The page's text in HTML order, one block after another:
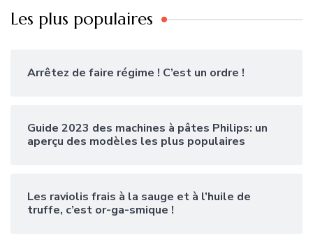
Les plus populaires
Arrêtez de faire régime ! C’est un ordre !
Guide 2023 des machines à pâtes Philips: un
aperçu des modèles les plus populaires
Les raviolis frais à la sauge et à l’huile de
truffe, c’est or-ga-smique !